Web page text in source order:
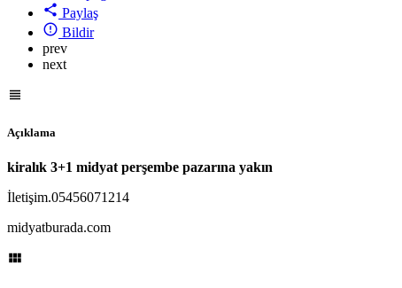
Paylaş
Bildir
prev
next
Açıklama
kiralık 3+1 midyat perşembe pazarına yakın
İletişim.05456071214
midyatburada.com